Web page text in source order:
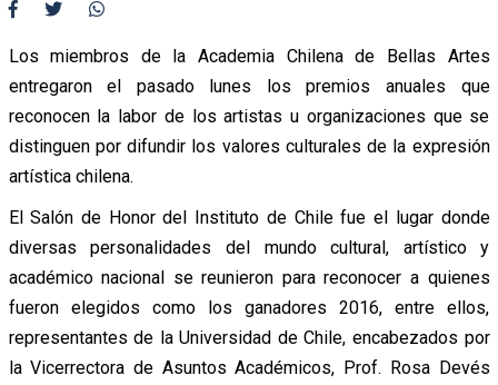
Los miembros de la Academia Chilena de Bellas Artes
entregaron el pasado lunes los premios anuales que
reconocen la labor de los artistas u organizaciones que se
distinguen por difundir los valores culturales de la expresión
artística chilena.
El Salón de Honor del Instituto de Chile fue el lugar donde
diversas personalidades del mundo cultural, artístico y
académico nacional se reunieron para reconocer a quienes
fueron elegidos como los ganadores 2016, entre ellos,
representantes de la Universidad de Chile, encabezados por
la Vicerrectora de Asuntos Académicos, Prof. Rosa Devés